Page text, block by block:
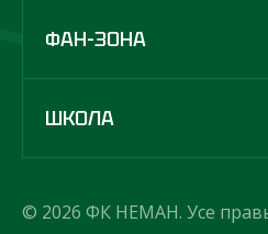
ФАН-ЗОНА
ШКОЛА
© 2026 ФК НЕМАН. Усе